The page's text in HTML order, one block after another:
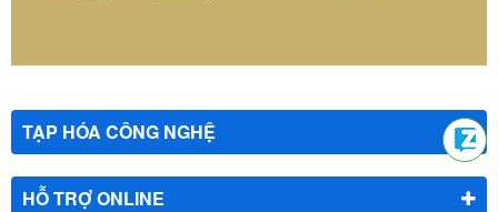
TẠP HÓA CÔNG NGHỆ
HỖ TRỢ ONLINE